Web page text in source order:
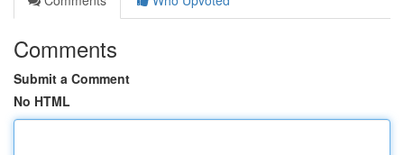
Comments
Submit a Comment
No HTML